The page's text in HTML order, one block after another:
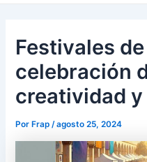
Festivales
celebración
creatividad
Por Frap/agosto 25, 2024